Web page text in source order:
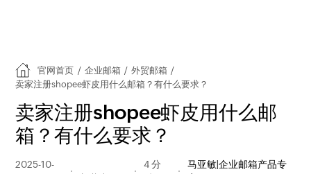
官网首页 / 企业邮箱 / 外贸邮箱 /
卖家注册shopee虾皮用什么邮箱？有什么要求？
卖家注册shopee虾皮用什么邮
箱？有什么要求？
2025-10-
4 分
马亚敏|企业邮箱产品专